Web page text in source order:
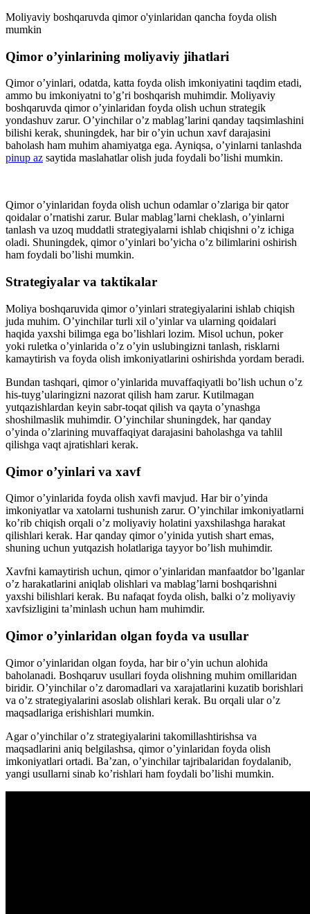
Moliyaviy boshqaruvda qimor o'yinlaridan qancha foyda olish
mumkin
Qimor o’yinlarining moliyaviy jihatlari
Qimor o’yinlari, odatda, katta foyda olish imkoniyatini taqdim etadi,
ammo bu imkoniyatni to’g’ri boshqarish muhimdir. Moliyaviy
boshqaruvda qimor o’yinlaridan foyda olish uchun strategik
yondashuv zarur. O’yinchilar o’z mablag’larini qanday taqsimlashini
bilishi kerak, shuningdek, har bir o’yin uchun xavf darajasini
baholash ham muhim ahamiyatga ega. Ayniqsa, o’yinlarni tanlashda
pinup az saytida maslahatlar olish juda foydali bo’lishi mumkin.
Qimor o’yinlaridan foyda olish uchun odamlar o’zlariga bir qator
qoidalar o’rnatishi zarur. Bular mablag’larni cheklash, o’yinlarni
tanlash va uzoq muddatli strategiyalarni ishlab chiqishni o’z ichiga
oladi. Shuningdek, qimor o’yinlari bo’yicha o’z bilimlarini oshirish
ham foydali bo’lishi mumkin.
Strategiyalar va taktikalar
Moliya boshqaruvida qimor o’yinlari strategiyalarini ishlab chiqish
juda muhim. O’yinchilar turli xil o’yinlar va ularning qoidalari
haqida yaxshi bilimga ega bo’lishlari lozim. Misol uchun, poker
yoki ruletka o’yinlarida o’z o’yin uslubingizni tanlash, risklarni
kamaytirish va foyda olish imkoniyatlarini oshirishda yordam beradi.
Bundan tashqari, qimor o’yinlarida muvaffaqiyatli bo’lish uchun o’z
his-tuyg’ularingizni nazorat qilish ham zarur. Kutilmagan
yutqazishlardan keyin sabr-toqat qilish va qayta o’ynashga
shoshilmaslik muhimdir. O’yinchilar shuningdek, har qanday
o’yinda o’zlarining muvaffaqiyat darajasini baholashga va tahlil
qilishga vaqt ajratishlari kerak.
Qimor o’yinlari va xavf
Qimor o’yinlarida foyda olish xavfi mavjud. Har bir o’yinda
imkoniyatlar va xatolarni tushunish zarur. O’yinchilar imkoniyatlarni
ko’rib chiqish orqali o’z moliyaviy holatini yaxshilashga harakat
qilishlari kerak. Har qanday qimor o’yinida yutish shart emas,
shuning uchun yutqazish holatlariga tayyor bo’lish muhimdir.
Xavfni kamaytirish uchun, qimor o’yinlaridan manfaatdor bo’lganlar
o’z harakatlarini aniqlab olishlari va mablag’larni boshqarishni
yaxshi bilishlari kerak. Bu nafaqat foyda olish, balki o’z moliyaviy
xavfsizligini ta’minlash uchun ham muhimdir.
Qimor o’yinlaridan olgan foyda va usullar
Qimor o’yinlaridan olgan foyda, har bir o’yin uchun alohida
baholanadi. Boshqaruv usullari foyda olishning muhim omillaridan
biridir. O’yinchilar o’z daromadlari va xarajatlarini kuzatib borishlari
va o’z strategiyalarini asoslab olishlari kerak. Bu orqali ular o’z
maqsadlariga erishishlari mumkin.
Agar o’yinchilar o’z strategiyalarini takomillashtirishsa va
maqsadlarini aniq belgilashsa, qimor o’yinlaridan foyda olish
imkoniyatlari ortadi. Ba’zan, o’yinchilar tajribalaridan foydalanib,
yangi usullarni sinab ko’rishlari ham foydali bo’lishi mumkin.